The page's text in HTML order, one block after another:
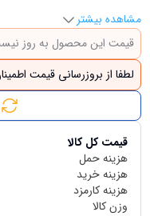
مشاهده بیشتر
قیمت این محصول به روز
لطفا از بروزرسانی قیمت
قیمت کل کالا
هزینه حمل
هزینه خرید
هزینه کارمزد
وزن کالا